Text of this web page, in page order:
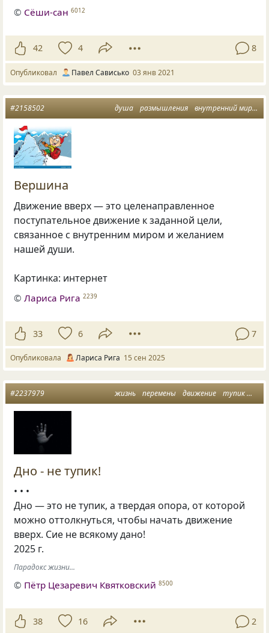
© Сёши-сан 6012
42 4 8
Опубликовал Павел Сависько 03 янв 2021
душа размышления внутренний мир
#2158502
Вершина
Движение вверх — это целенаправленное
поступательное движение к заданной цели,
связанное с внутренним миром и желанием
нашей души.
Картинка: интернет
©Лариса Рига 2239
33 6 7
Опубликовала Лариса Рига 15 сен 2025
жизнь перемены движение тупик дно
#2237979
Дно - не тупик!
• • •
Дно — это не тупик, а твердая опора, от которой
можно оттолкнуться, чтобы начать движение
вверх. Сие не всякому дано!
2025 г.
Парадокс жизни...
© Пётр Цезаревич Квятковский 8500
38 16 2